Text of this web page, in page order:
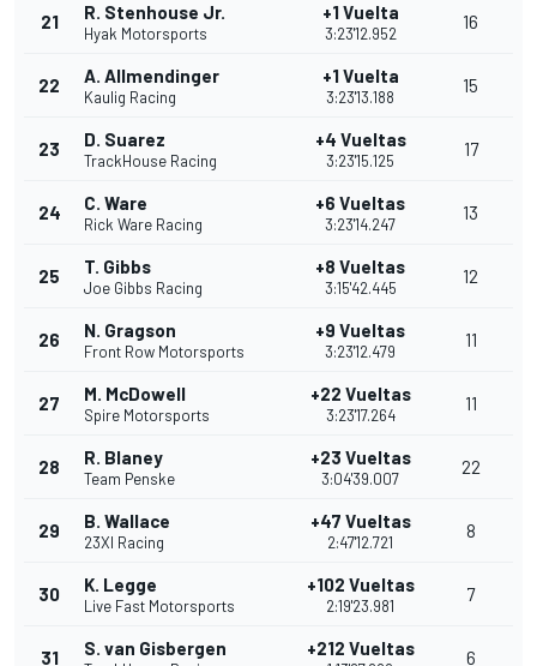
21 R. Stenhouse Jr.
Hyak Motorsports
+1 Vuelta
3:23'12.952
16
22 A. Allmendinger
Kaulig Racing
+1 Vuelta
3:23'13.188
15
23 D. Suarez
TrackHouse Racing
+4 Vueltas
3:23'15.125
17
24 C. Ware
Rick Ware Racing
+6 Vueltas
3:23'14.247
13
25 T. Gibbs
Joe Gibbs Racing
+8 Vueltas
3:15'42.445
12
26 N. Gragson
Front Row Motorsports
+9 Vueltas
3:23'12.479
11
27 M. McDowell
Spire Motorsports
+22 Vueltas
3:23'17.264
11
28 R. Blaney
Team Penske
+23 Vueltas
3:04'39.007
22
29 B. Wallace
23XI Racing
+47 Vueltas
2:47'12.721
8
30 K. Legge
Live Fast Motorsports
+102 Vueltas
2:19'23.981
7
31 S. van Gisbergen +212 Vueltas 6